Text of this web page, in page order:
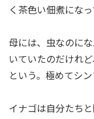
く茶色い佃煮になっ
母には、虫なのに
いていたのだけれ
という。極めてシ
イナゴは自分たち